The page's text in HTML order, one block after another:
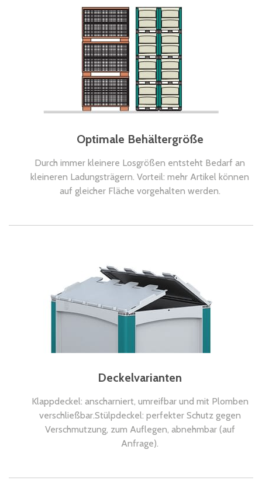
Optimale Behältergröße
Durch immer kleinere Losgrößen entsteht Bedarf an
kleineren Ladungsträgern. Vorteil: mehr Artikel können
auf gleicher Fläche vorgehalten werden.
Deckelvarianten
Klappdeckel: anscharniert, umreifbar und mit Plomben
verschließbar.Stülpdeckel: perfekter Schutz gegen
Verschmutzung, zum Auflegen, abnehmbar (auf
Anfrage).